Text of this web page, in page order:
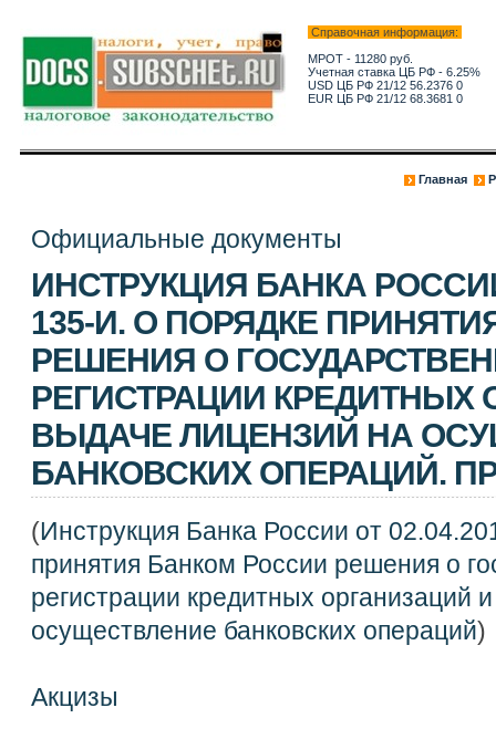
Справочная информация:
МРОТ - 11280 руб.
Учетная ставка ЦБ РФ - 6.25%
USD ЦБ РФ 21/12 56.2376 0
EUR ЦБ РФ 21/12 68.3681 0
Главная
Официальные документы
ИНСТРУКЦИЯ БАНКА РОССИИ
135-И. О ПОРЯДКЕ
РЕШЕНИЯ О
РЕГИСТРАЦИИ КРЕДИТНЫХ
ВЫДАЧЕ ЛИЦЕНЗИЙ НА
БАНКОВСКИХ ОПЕРАЦИЙ.
(Инструкция Банка России от
принятия Банком России решения о
регистрации кредитных организаций
осуществление банковских операций)
Акцизы